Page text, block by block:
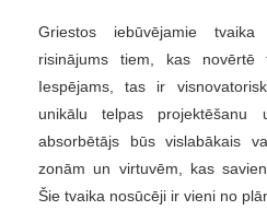
Griestos iebūvējamie
risinājums tiem, kas novērtē
Iespējams, tas ir
unikālu telpas projektēšanu
absorbētājs būs vislabākais
zonām un virtuvēm, kas
Šie tvaika nosūcēji ir vieni no